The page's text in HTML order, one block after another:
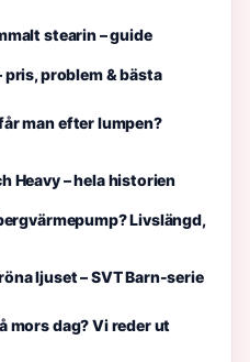
stearin – guide
pris, problem & bästa
man efter lumpen?
Heavy – hela historien
Livslängd,
ljuset – SVT Barn-serie
mors dag? Vi reder ut